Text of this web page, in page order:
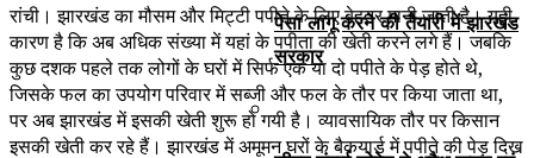
पेसा लागू करने की तैयारी में झारखंड
सरकार
रांची। झारखंड का मौसम और मिट्टी पपीते के लिए बेहतर मानी जाती है। यही
कारण है कि अब अधिक संख्या में यहां के पपीता की खेती करने लगे हैं। जबकि
कुछ दशक पहले तक लोगों के घरों में सिर्फ एक या दो पपीते के पेड़ होते थे,
जिसके फल का उपयोग परिवार में सब्जी और फल के तौर पर किया जाता था,
पर अब झारखंड में इसकी खेती शुरू हो गयी है। व्यावसायिक तौर पर किसान
इसकी खेती कर रहे हैं। झारखंड में अमूमन घरों के बैकयार्ड में पपीते की पेड़ दिख